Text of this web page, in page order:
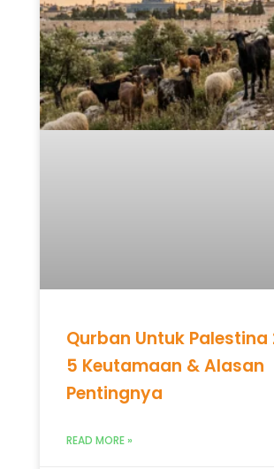
Qurban Untuk Palestina
5 Keutamaan & Alasan
Pentingnya
READ MORE »